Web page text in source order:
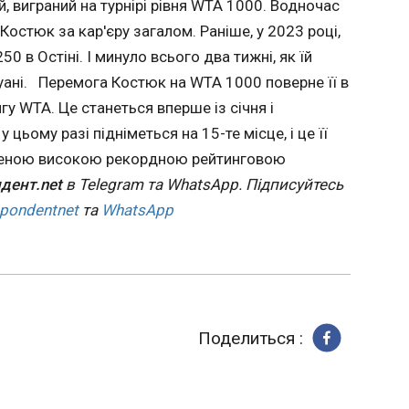
WTA
січня і
місце,
що
і
ще
20:48:41
Російські воєнні злочинці вдарили
Дніпровському районі Херсона. Четверо
це повідомила Херсонська ОВА. "Близько 18:00 російські
загарбники атакували з дрона
районі Херсона.
на турнірі рівня WTA 1000. Водночас
за кар'єру загалом. Раніше, у 2023 році,
в Остіні. І минуло всього два тижні, як їй
Перемога Костюк на WTA 1000 поверне її в
WTA. Це станеться вперше із січня і
разі підніметься на 15-те місце, і це її
високою рекордною рейтинговою
в Telegram та WhatsApp. Підписуйтесь
та WhatsApp
Поделиться :